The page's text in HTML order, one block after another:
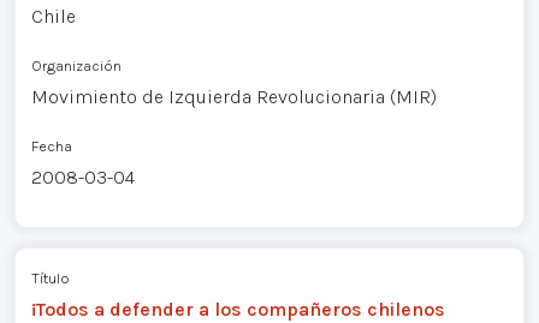
Chile
Organización
Movimiento de Izquierda Revolucionaria (MIR)
Fecha
2008-03-04
Título
¡Todos a defender a los compañeros chilenos